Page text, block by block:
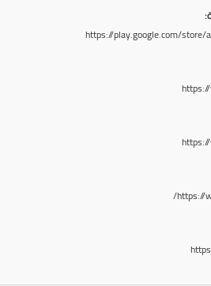
https://play.google.com/store/
https://